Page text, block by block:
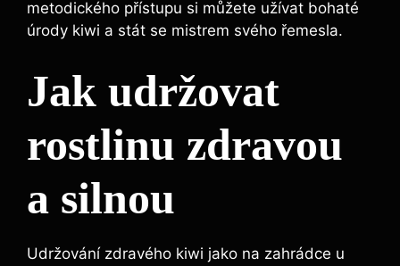
metodického přístupu si můžete užívat bohaté
úrody kiwi a stát se mistrem svého řemesla.
Jak udržovat
rostlinu zdravou
a silnou
Udržování zdravého kiwi jako na zahrádce u